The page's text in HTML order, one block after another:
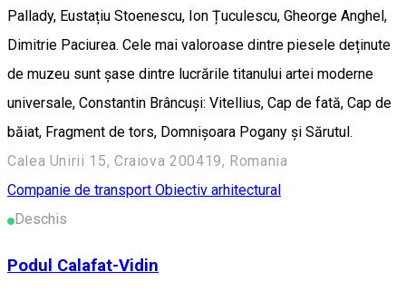
Pallady, Eustațiu Stoenescu, Ion Țuculescu, Gheorge Anghel,
Dimitrie Paciurea. Cele mai valoroase dintre piesele deținute
de muzeu sunt șase dintre lucrările titanului artei moderne
universale, Constantin Brâncuși: Vitellius, Cap de fată, Cap de
băiat, Fragment de tors, Domnișoara Pogany și Sărutul.
Calea Unirii 15, Craiova 200419, Romania
Companie de transport Obiectiv arhitectural
Deschis
Podul Calafat-Vidin